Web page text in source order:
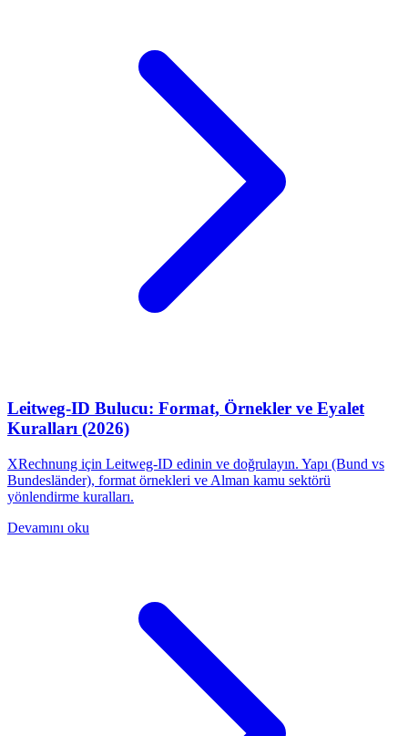
Leitweg-ID Bulucu: Format, Örnekler ve Eyalet
Kuralları (2026)
XRechnung için Leitweg-ID edinin ve doğrulayın. Yapı (Bund vs
Bundesländer), format örnekleri ve Alman kamu sektörü
yönlendirme kuralları.
Devamını oku